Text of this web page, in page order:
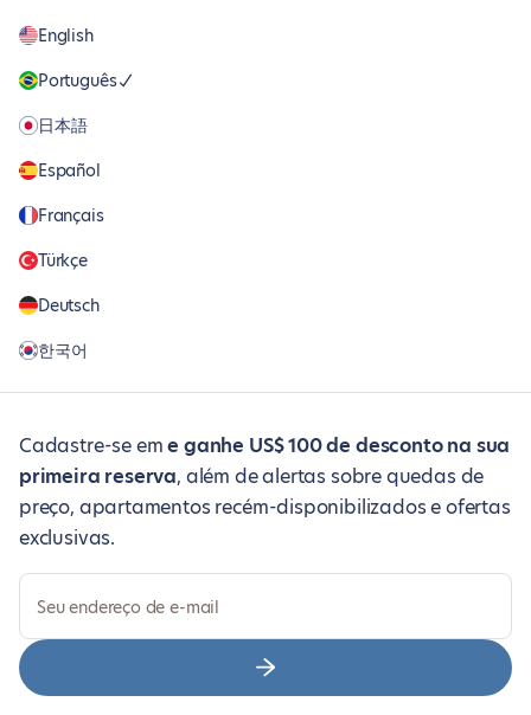
English
Português
日本語
Español
Français
Türkçe
Deutsch
한국어
Cadastre-se eme ganhe US$ 100 de desconto na sua
primeira reserva, além de alertas sobre quedas de
preço, apartamentos recém-disponibilizados e ofertas
exclusivas.
Seu endereço de e-mail